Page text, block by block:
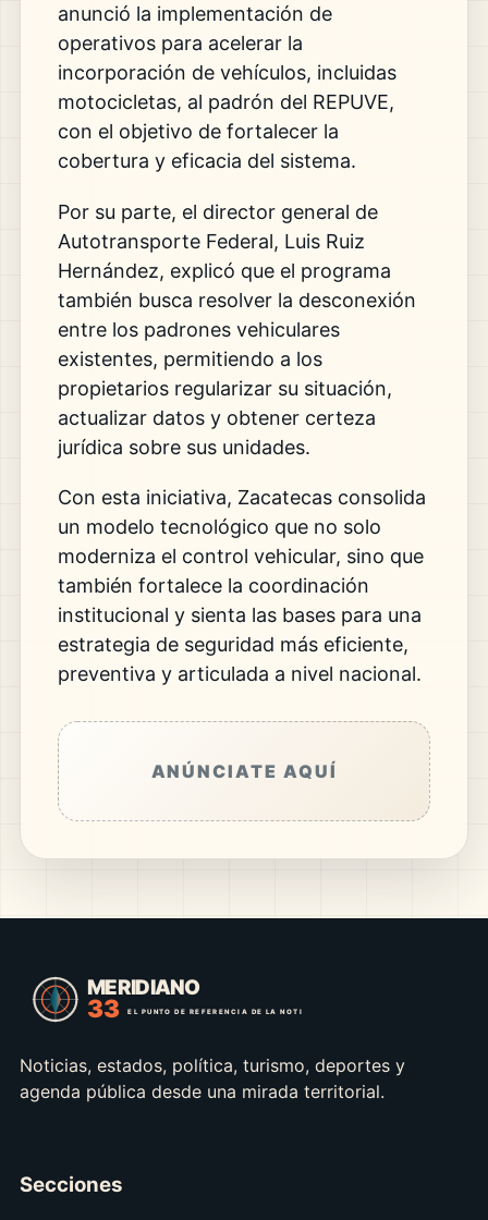
anunció la implementación de
operativos para acelerar la
incorporación de vehículos, incluidas
motocicletas, al padrón del REPUVE,
con el objetivo de fortalecer la
cobertura y eficacia del sistema.
Por su parte, el director general de
Autotransporte Federal, Luis Ruiz
Hernández, explicó que el programa
también busca resolver la desconexión
entre los padrones vehiculares
existentes, permitiendo a los
propietarios regularizar su situación,
actualizar datos y obtener certeza
jurídica sobre sus unidades.
Con esta iniciativa, Zacatecas consolida
un modelo tecnológico que no solo
moderniza el control vehicular, sino que
también fortalece la coordinación
institucional y sienta las bases para una
estrategia de seguridad más eficiente,
preventiva y articulada a nivel nacional.
ANÚNCIATE AQUÍ
Noticias, estados, política, turismo, deportes y
agenda pública desde una mirada territorial.
Secciones